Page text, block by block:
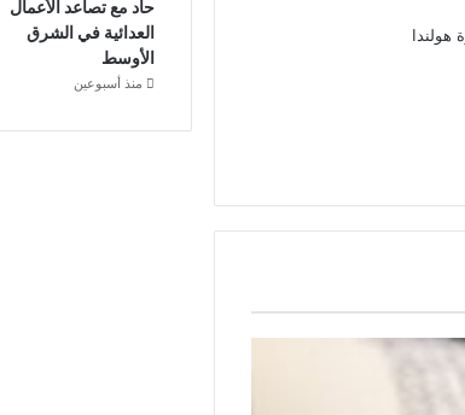
هولندا
حاد مع تصاعد الأعمال
العدائية في الشرق
الأوسط
منذ أسبوعين